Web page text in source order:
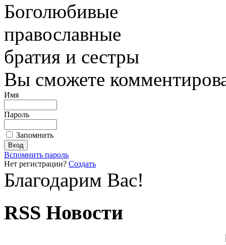
Боголюбивые
православные
братия и сестры
Вы сможете
Имя
Пароль
Запомнить
Вспомнить пароль
Нет регистрации? Создать
Благодарим Вас!
RSS Новости